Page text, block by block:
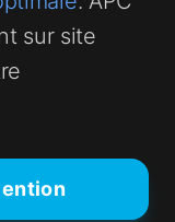
sur site